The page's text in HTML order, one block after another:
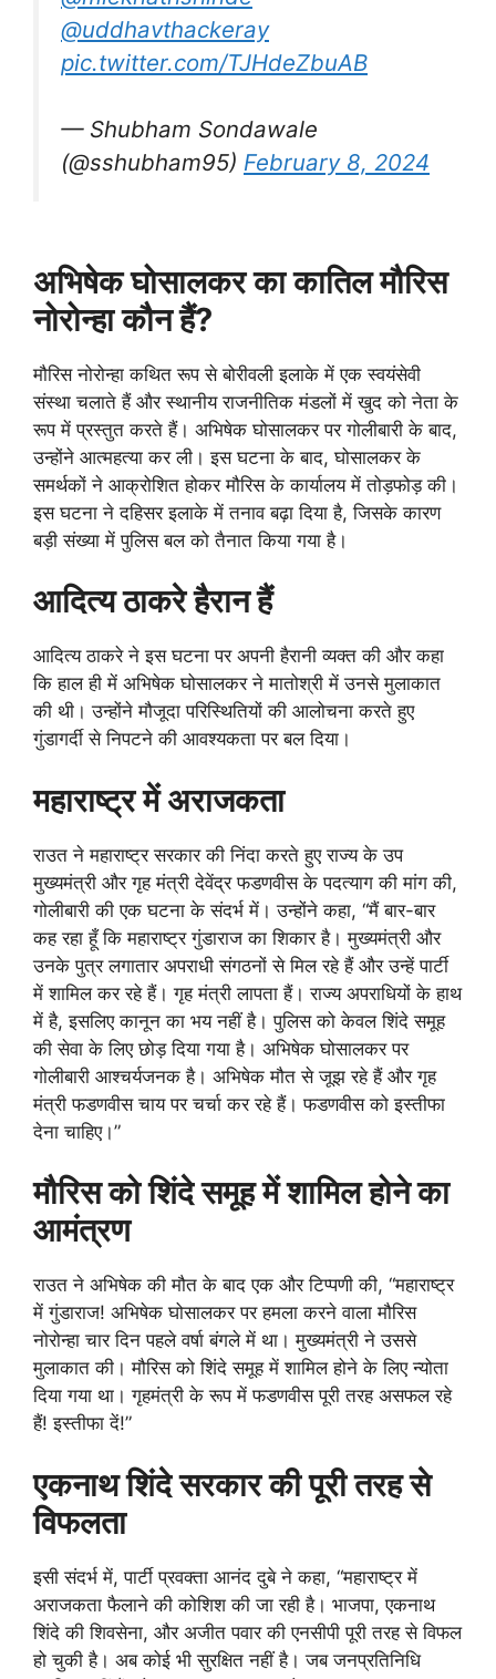
@uddhavthackeray
pic.twitter.com/TJHdeZbuAB
— Shubham Sondawale
(@sshubham95) February 8, 2024
अभिषेक घोसालकर का कातिल मौरिस
नोरोन्हा कौन हैं?
मौरिस नोरोन्हा कथित रूप से बोरीवली इलाके में एक स्वयंसेवी
संस्था चलाते हैं और स्थानीय राजनीतिक मंडलों में खुद को नेता के
रूप में प्रस्तुत करते हैं। अभिषेक घोसालकर पर गोलीबारी के बाद,
उन्होंने आत्महत्या कर ली। इस घटना के बाद, घोसालकर के
समर्थकों ने आक्रोशित होकर मौरिस के कार्यालय में तोड़फोड़ की।
इस घटना ने दहिसर इलाके में तनाव बढ़ा दिया है, जिसके कारण
बड़ी संख्या में पुलिस बल को तैनात किया गया है।
आदित्य ठाकरे हैरान हैं
आदित्य ठाकरे ने इस घटना पर अपनी हैरानी व्यक्त की और कहा
कि हाल ही में अभिषेक घोसालकर ने मातोश्री में उनसे मुलाकात
की थी। उन्होंने मौजूदा परिस्थितियों की आलोचना करते हुए
गुंडागर्दी से निपटने की आवश्यकता पर बल दिया।
महाराष्ट्र में अराजकता
राउत ने महाराष्ट्र सरकार की निंदा करते हुए राज्य के उप
मुख्यमंत्री और गृह मंत्री देवेंद्र फडणवीस के पदत्याग की मांग की,
गोलीबारी की एक घटना के संदर्भ में। उन्होंने कहा, “मैं बार-बार
कह रहा हूँ कि महाराष्ट्र गुंडाराज का शिकार है। मुख्यमंत्री और
उनके पुत्र लगातार अपराधी संगठनों से मिल रहे हैं और उन्हें पार्टी
में शामिल कर रहे हैं। गृह मंत्री लापता हैं। राज्य अपराधियों के हाथ
में है, इसलिए कानून का भय नहीं है। पुलिस को केवल शिंदे समूह
की सेवा के लिए छोड़ दिया गया है। अभिषेक घोसालकर पर
गोलीबारी आश्चर्यजनक है। अभिषेक मौत से जूझ रहे हैं और गृह
मंत्री फडणवीस चाय पर चर्चा कर रहे हैं। फडणवीस को इस्तीफा
देना चाहिए।”
मौरिस को शिंदे समूह में शामिल होने का
आमंत्रण
राउत ने अभिषेक की मौत के बाद एक और टिप्पणी की, “महाराष्ट्र
में गुंडाराज! अभिषेक घोसालकर पर हमला करने वाला मौरिस
नोरोन्हा चार दिन पहले वर्षा बंगले में था। मुख्यमंत्री ने उससे
मुलाकात की। मौरिस को शिंदे समूह में शामिल होने के लिए न्योता
दिया गया था। गृहमंत्री के रूप में फडणवीस पूरी तरह असफल रहे
हैं! इस्तीफा दें!”
एकनाथ शिंदे सरकार की पूरी तरह से
विफलता
इसी संदर्भ में, पार्टी प्रवक्ता आनंद दुबे ने कहा, “महाराष्ट्र में
अराजकता फैलाने की कोशिश की जा रही है। भाजपा, एकनाथ
शिंदे की शिवसेना, और अजीत पवार की एनसीपी पूरी तरह से विफल
हो चुकी है। अब कोई भी सुरक्षित नहीं है। जब जनप्रतिनिधि